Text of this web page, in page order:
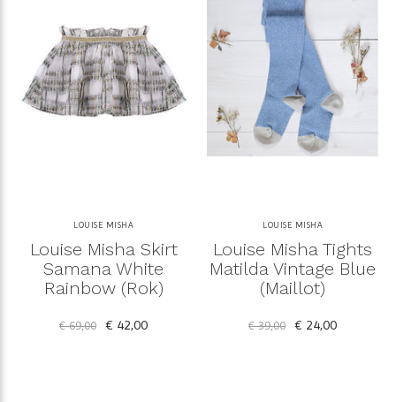
LOUISE MISHA
Louise Misha Skirt
Samana White
Rainbow (Rok)
€ 69,00 € 42,00
LOUISE MISHA
Louise Misha Tights
Matilda Vintage Blue
(Maillot)
€ 39,00 € 24,00